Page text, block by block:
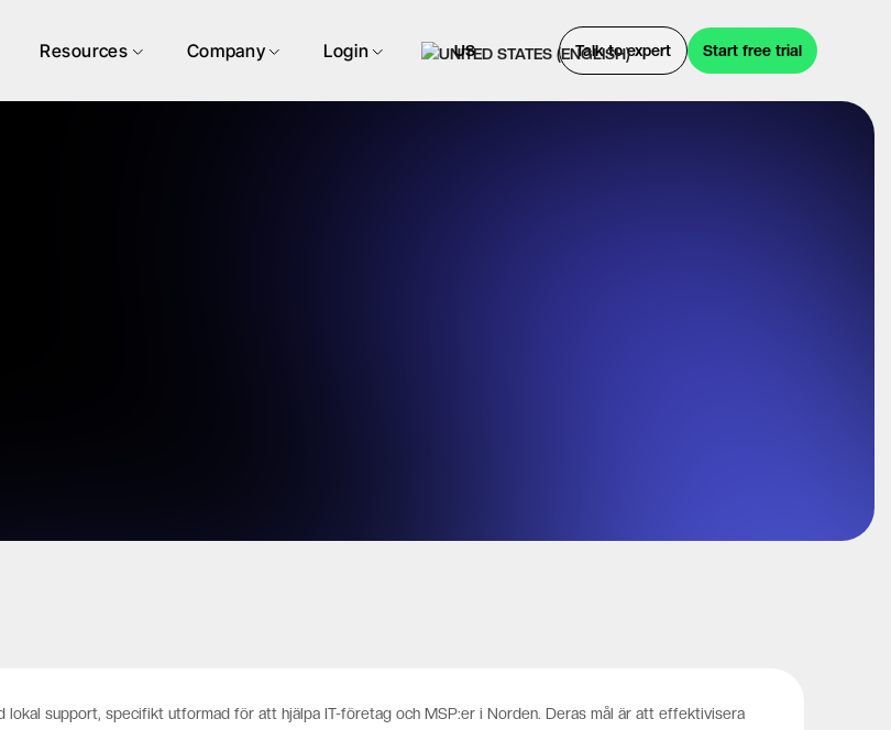
Resources Company Login US Talk to expert Start free trial
support, specifikt utformad för att hjälpa IT-företag och MSP:er i Norden. Deras mål är att effektivisera